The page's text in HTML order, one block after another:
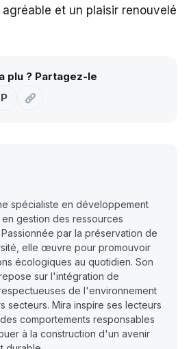
et un plaisir renouvelé
plu ? Partagez-le
P
spécialiste en développement
gestion des ressources
par la préservation de
elle œuvre pour promouvoir
écologiques au quotidien. Son
sur l'intégration de
de l'environnement
secteurs. Mira inspire ses lecteurs
comportements responsables
à la construction d'un avenir